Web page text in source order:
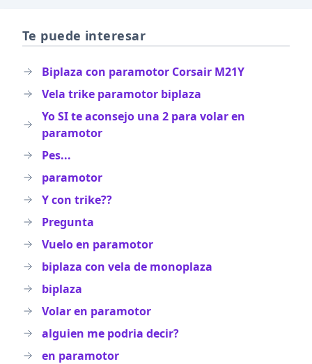
Te puede interesar
Biplaza con paramotor Corsair M21Y
Vela trike paramotor biplaza
Yo SI te aconsejo una 2 para volar en
paramotor
Pes...
paramotor
Y con trike??
Pregunta
Vuelo en paramotor
biplaza con vela de monoplaza
biplaza
Volar en paramotor
alguien me podria decir?
en paramotor